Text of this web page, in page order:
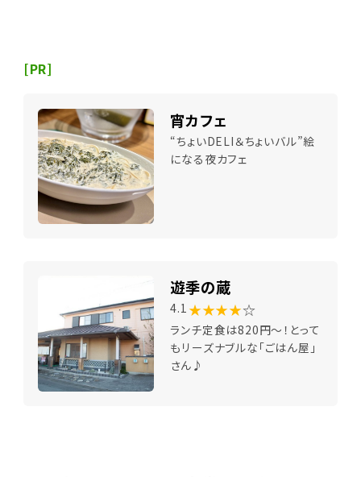
[PR]
宵カフェ
“ちょいDELI＆ちょいバル”絵
になる夜カフェ
遊季の蔵
4.1 ★★★★☆
ランチ定食は820円～！とって
もリーズナブルな「ごはん屋」
さん♪